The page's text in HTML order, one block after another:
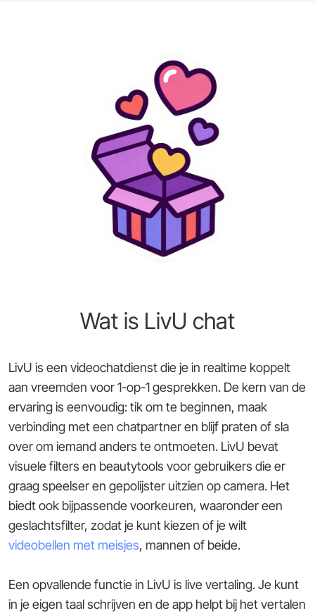
Wat is LivU chat
LivU is een videochatdienst die je in realtime koppelt
aan vreemden voor 1-op-1 gesprekken. De kern van de
ervaring is eenvoudig: tik om te beginnen, maak
verbinding met een chatpartner en blijf praten of sla
over om iemand anders te ontmoeten. LivU bevat
visuele filters en beautytools voor gebruikers die er
graag speelser en gepolijster uitzien op camera. Het
biedt ook bijpassende voorkeuren, waaronder een
geslachtsfilter, zodat je kunt kiezen of je wilt
videobellen met meisjes, mannen of beide.
Een opvallende functie in LivU is live vertaling. Je kunt
in je eigen taal schrijven en de app helpt bij het vertalen